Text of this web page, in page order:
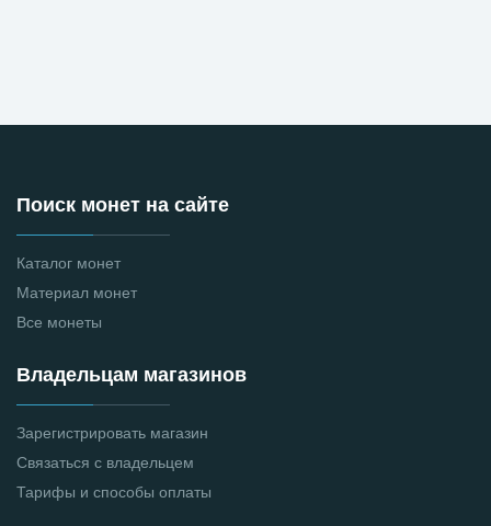
Поиск монет на сайте
Каталог монет
Материал монет
Все монеты
Владельцам магазинов
Зарегистрировать магазин
Связаться с владельцем
Тарифы и способы оплаты